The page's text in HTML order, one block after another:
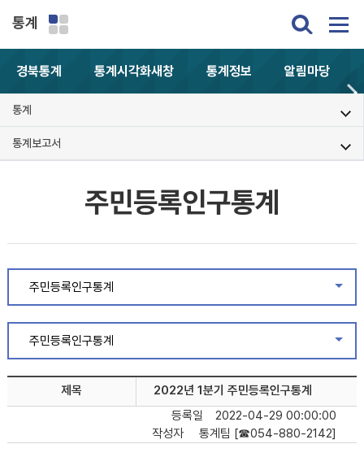
통계
경북통계 통계시각화새창 통계정보 알림마당
통계
통계보고서
주민등록인구통계
주민등록인구통계
주민등록인구통계
제목
2022년 1분기 주민등록인구통계
등록일
2022-04-29 00:00:00
작성자
통계팀 [☎054-880-2142]